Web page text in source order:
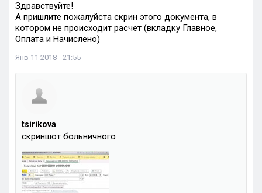
Здравствуйте!
А пришлите пожалуйста скрин этого документа, в
котором не происходит расчет (вкладку Главное,
Оплата и Начислено)
Янв 11 2018 - 21:55
tsirikova
скриншот больничного